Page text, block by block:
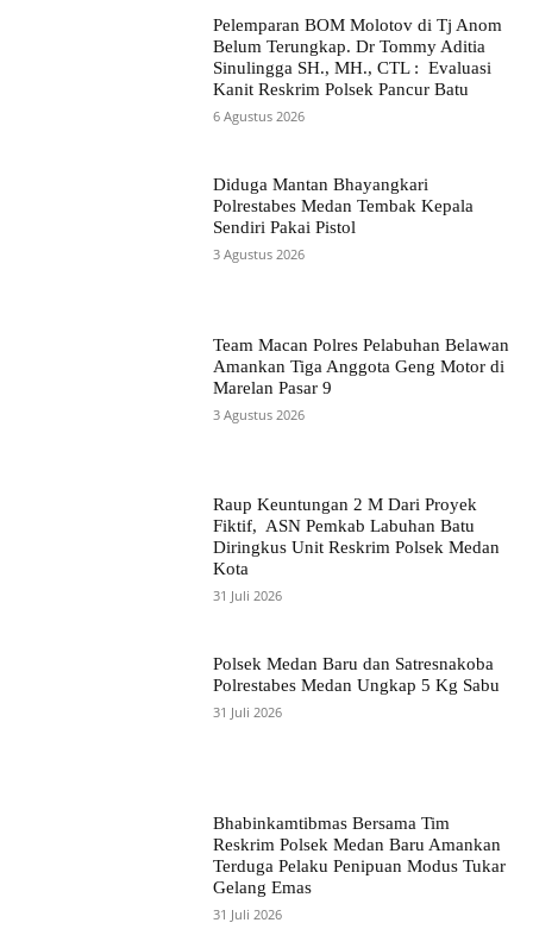
Pelemparan BOM Molotov di Tj Anom
Belum Terungkap. Dr Tommy Aditia
Sinulingga SH., MH., CTL : Evaluasi
Kanit Reskrim Polsek Pancur Batu
6 Agustus 2026
Diduga Mantan Bhayangkari
Polrestabes Medan Tembak Kepala
Sendiri Pakai Pistol
3 Agustus 2026
Team Macan Polres Pelabuhan Belawan
Amankan Tiga Anggota Geng Motor di
Marelan Pasar 9
3 Agustus 2026
Raup Keuntungan 2 M Dari Proyek
Fiktif, ASN Pemkab Labuhan Batu
Diringkus Unit Reskrim Polsek Medan
Kota
31 Juli 2026
Polsek Medan Baru dan Satresnakoba
Polrestabes Medan Ungkap 5 Kg Sabu
31 Juli 2026
Bhabinkamtibmas Bersama Tim
Reskrim Polsek Medan Baru Amankan
Terduga Pelaku Penipuan Modus Tukar
Gelang Emas
31 Juli 2026